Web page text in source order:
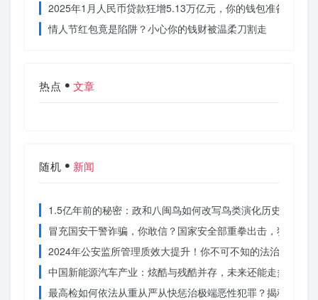
2025年1月人民币贷款狂增5.13万亿元，你的钱包准备好了吗
情人节红包竟是陷阱？小心你的钱财被温柔刀割走
热点 文章
随机 新闻
1.5亿年前的秘密：政和八闽鸟如何改写鸟类演化历史？
冒充国安干警诈骗，你敢信？国家安全部重拳出击，犯罪团
2024年公安监所管理质效大提升！你不可不知的法治文明新
中国新能源汽车产业：炫酷与残酷并存，未来还能走多远？
最高检如何依法从重从严从快惩治极端恶性犯罪？揭秘重大